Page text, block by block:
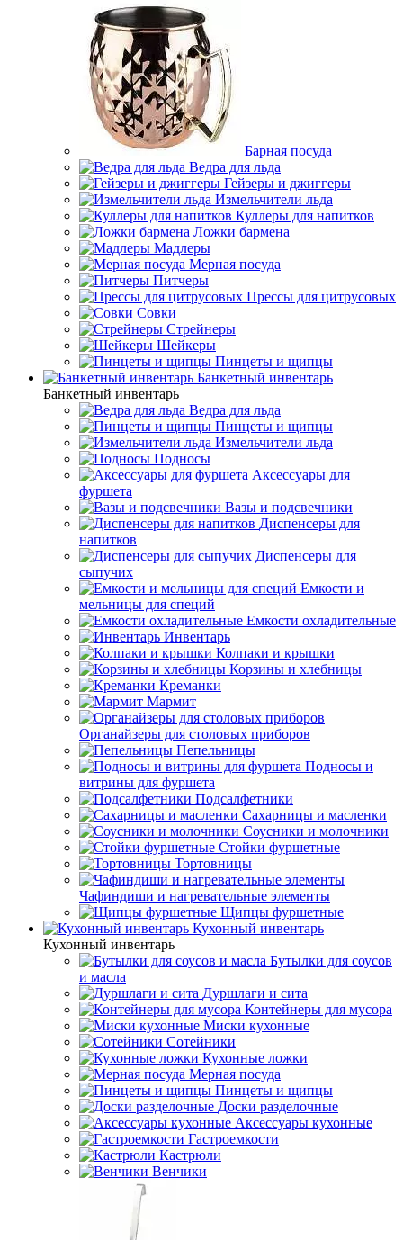
Барная посуда
Ведра для льда
Гейзеры и джиггеры
Измельчители льда
Куллеры для напитков
Ложки бармена
Мадлеры
Мерная посуда
Питчеры
Прессы для цитрусовых
Совки
Стрейнеры
Шейкеры
Пинцеты и щипцы
Банкетный инвентарь
Банкетный инвентарь
Ведра для льда
Пинцеты и щипцы
Измельчители льда
Подносы
Аксессуары для
фуршета
Вазы и подсвечники
Диспенсеры для
напитков
Диспенсеры для
сыпучих
Емкости и
мельницы для специй
Емкости охладительные
Инвентарь
Колпаки и крышки
Корзины и хлебницы
Креманки
Мармит
Органайзеры для столовых приборов
Пепельницы
Подносы и
витрины для фуршета
Подсалфетники
Сахарницы и масленки
Соусники и молочники
Стойки фуршетные
Тортовницы
Чафиндиши и нагревательные элементы
Щипцы фуршетные
Кухонный инвентарь
Кухонный инвентарь
Бутылки для соусов
и масла
Дуршлаги и сита
Контейнеры для мусора
Миски кухонные
Сотейники
Кухонные ложки
Мерная посуда
Пинцеты и щипцы
Доски разделочные
Аксессуары кухонные
Гастроемкости
Кастрюли
Венчики